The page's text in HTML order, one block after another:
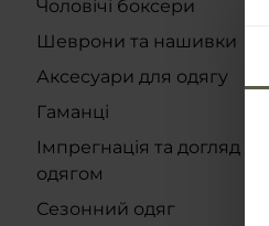
Чоловічі боксери
Шеврони та нашивки
Аксесуари для одягу
Гаманці
Імпрегнація та догляд за
одягом
Сезонний одяг